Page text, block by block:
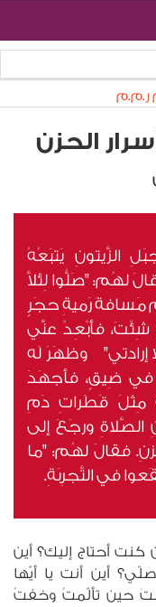
ر.م.م
الحزن
الزَّيتونِ يَتبَعُهُ
لهُم: "صَلُّوا لِئَلاَّ
مَسافةَ رَميةِ حجَرٍ
شِئْتَ، فأَبْعِدْ عنِّي
إرادتي" وظهَرَ لَه
في ضِيقٍ، فأجهَدَ
مِثلَ قَطَراتِ دَمِ
ورجَعَ إلى
فقالَ لهُم: "ما
في التَّجرِبَةِ.
أحتاج إليك؟ أين
أين أنت يا أيّها
كنتَ حين تألّمتُ وخفتُ